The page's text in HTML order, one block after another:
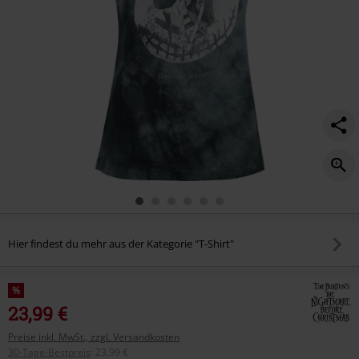
Hier findest du mehr aus der Kategorie "T-Shirt"
%
23,99 €
Preise inkl. MwSt., zzgl. Versandkosten
30-Tage-Bestpreis
23,99 €